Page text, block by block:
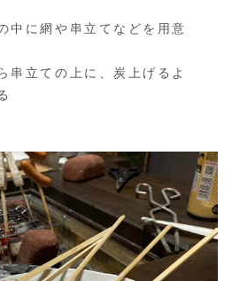
中に網や串立てなどを用意
立ての上に、炭上げるよ